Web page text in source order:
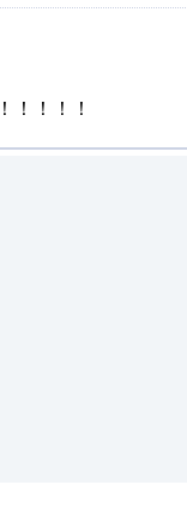
！！！！